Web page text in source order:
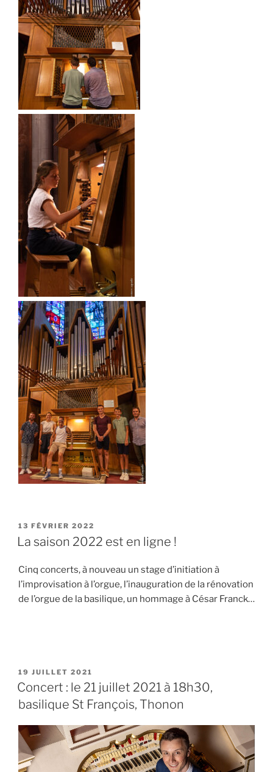
PUBLIÉ
LE
13 FÉVRIER 2022
La saison 2022 est en ligne !
Cinq concerts, à nouveau un stage d’initiation à
l’improvisation à l’orgue, l’inauguration de la rénovation
de l’orgue de la basilique, un hommage à César Franck…
PUBLIÉ
LE
19 JUILLET 2021
Concert : le 21 juillet 2021 à 18h30,
basilique St François, Thonon